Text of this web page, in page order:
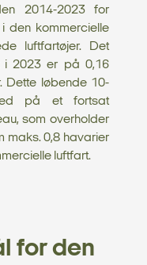
2014-2023 for
den kommercielle
luftfartøjer. Det
i 2023 er på 0,16
Dette løbende 10-
på et fortsat
som overholder
maks. 0,8 havarier
luftfart.
for den